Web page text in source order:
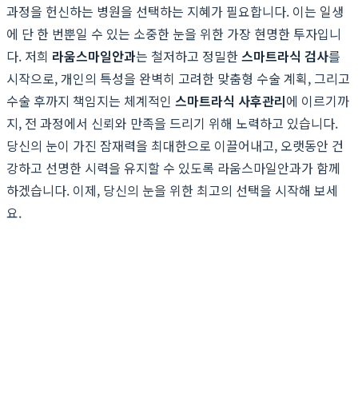
과정을 헌신하는 병원을 선택하는 지혜가 필요합니다. 이는 일생
에 단 한 번뿐일 수 있는 소중한 눈을 위한 가장 현명한 투자입니
다. 저희 라움스마일안과는 철저하고 정밀한스마트라식 검사를
시작으로, 개인의 특성을 완벽히 고려한 맞춤형 수술 계획, 그리고
수술 후까지 책임지는 체계적인 스마트라식 사후관리에 이르기까
지, 전 과정에서 신뢰와 만족을 드리기 위해 노력하고 있습니다.
당신의 눈이 가진 잠재력을 최대한으로 이끌어내고, 오랫동안 건
강하고 선명한 시력을 유지할 수 있도록 라움스마일안과가 함께
하겠습니다. 이제, 당신의 눈을 위한 최고의 선택을 시작해 보세
요.